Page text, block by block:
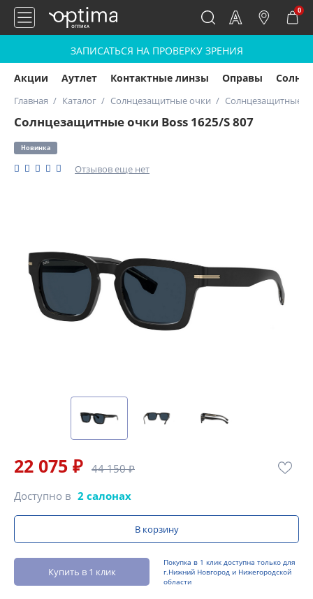
0
ЗАПИСАТЬСЯ НА ПРОВЕРКУ ЗРЕНИЯ
Акции Аутлет Контактные линзы Оправы
Главная Каталог Солнцезащитные очки Солнцезащитные
Солнцезащитные очки Boss 1625/S 807
Новинка
Отзывов еще нет
22 075 ₽ 44 150 ₽
Доступно в 2 салонах
В корзину
Купить в 1 клик
Покупка в 1 клик доступна только для
г.Нижний Новгород и Нижегородской
области